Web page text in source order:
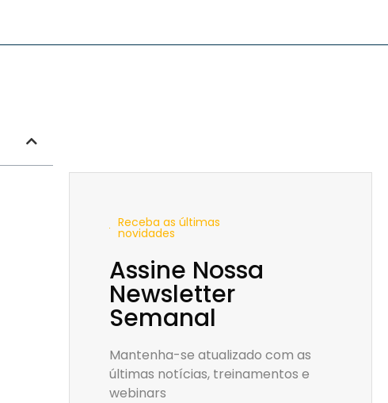
Receba as últimas
novidades
Assine Nossa
Newsletter
Semanal
Mantenha-se atualizado com as
últimas notícias, treinamentos e
webinars